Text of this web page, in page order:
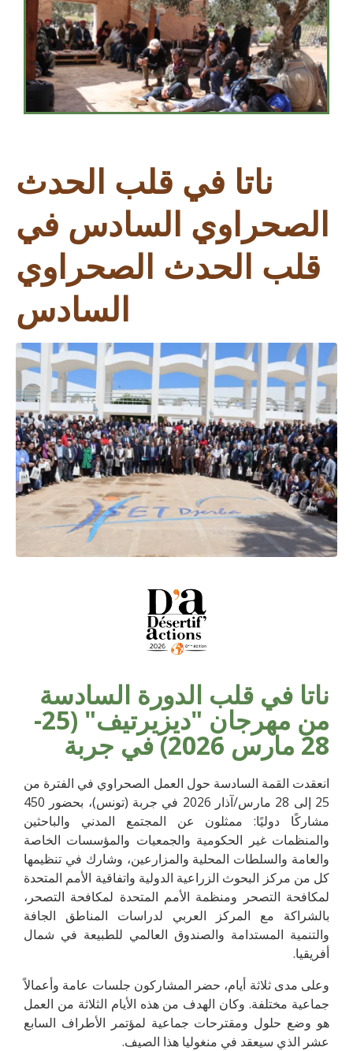
ناتا في قلب الحدث
الصحراوي السادس في
قلب الحدث الصحراوي
السادس
ناتا في قلب الدورة السادسة
من مهرجان "ديزيرتيف" (25-
28 مارس 2026) في جربة
انعقدت القمة السادسة حول العمل الصحراوي في الفترة من
25 إلى 28 مارس/آذار 2026 في جربة (تونس)، بحضور 450
مشاركًا دوليًا: ممثلون عن المجتمع المدني والباحثين
والمنظمات غير الحكومية والجمعيات والمؤسسات الخاصة
والعامة والسلطات المحلية والمزارعين، وشارك في تنظيمها
كل من مركز البحوث الزراعية الدولية واتفاقية الأمم المتحدة
لمكافحة التصحر ومنظمة الأمم المتحدة لمكافحة التصحر،
بالشراكة مع المركز العربي لدراسات المناطق الجافة
والتنمية المستدامة والصندوق العالمي للطبيعة في شمال
أفريقيا.
وعلى مدى ثلاثة أيام، حضر المشاركون جلسات عامة وأعمالاً
جماعية مختلفة. وكان الهدف من هذه الأيام الثلاثة من العمل
هو وضع حلول ومقترحات جماعية لمؤتمر الأطراف السابع
عشر الذي سيعقد في منغوليا هذا الصيف.